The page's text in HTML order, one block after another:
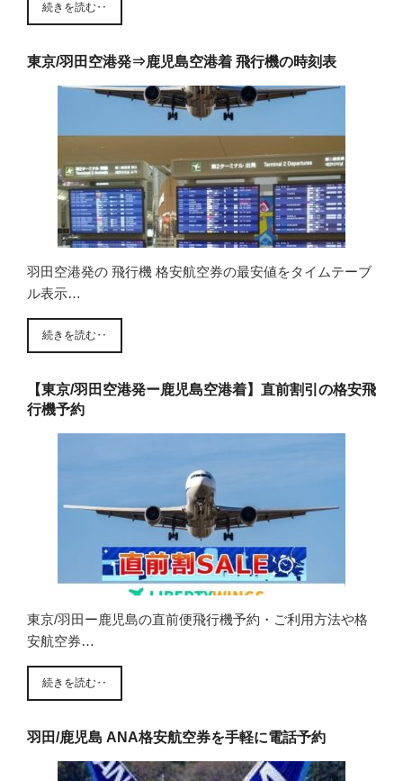
続きを読む‥
東京/羽田空港発⇒鹿児島空港着 飛行機の時刻表
羽田空港発の 飛行機 格安航空券の最安値をタイムテーブ
ル表示…
続きを読む‥
【東京/羽田空港発ー鹿児島空港着】直前割引の格安飛
行機予約
東京/羽田ー鹿児島の直前便飛行機予約・ご利用方法や格
安航空券…
続きを読む‥
羽田/鹿児島 ANA格安航空券を手軽に電話予約